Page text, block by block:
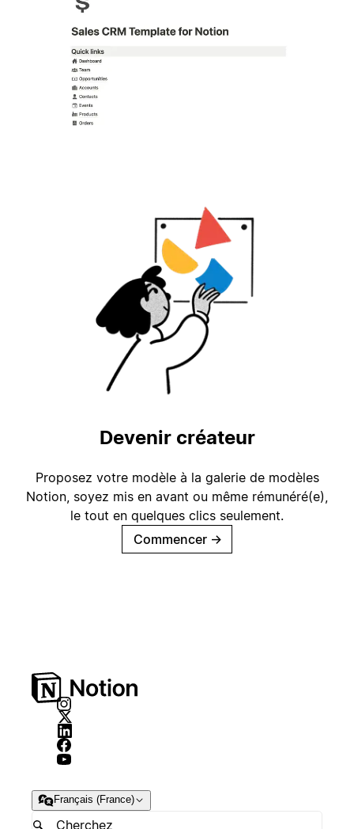
Devenir créateur
Proposez votre modèle à la galerie de modèles
Notion, soyez mis en avant ou même rémunéré(e),
le tout en quelques clics seulement.
Commencer →
Français (France)